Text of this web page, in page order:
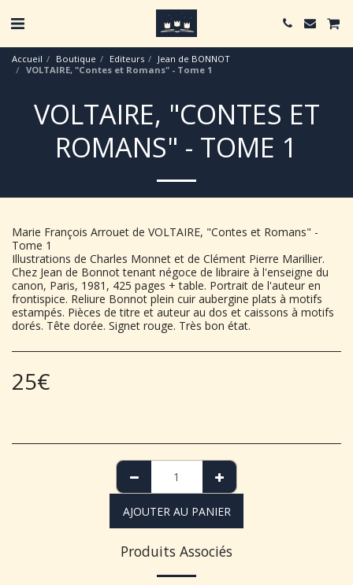
Accueil Boutique Editeurs
Jean de BONNOT
VOLTAIRE, "Contes et Romans" - Tome 1
VOLTAIRE, "CONTES ET
ROMANS" - TOME 1
Marie François Arrouet de VOLTAIRE, "Contes et Romans" -
Tome 1
Illustrations de Charles Monnet et de Clément Pierre Marillier.
Chez Jean de Bonnot tenant négoce de libraire à l'enseigne du
canon, Paris, 1981, 425 pages + table. Portrait de l'auteur en
frontispice. Reliure Bonnot plein cuir aubergine plats à motifs
estampés. Pièces de titre et auteur au dos et caissons à motifs
dorés. Tête dorée. Signet rouge. Très bon état.
25€
AJOUTER AU PANIER
Produits Associés